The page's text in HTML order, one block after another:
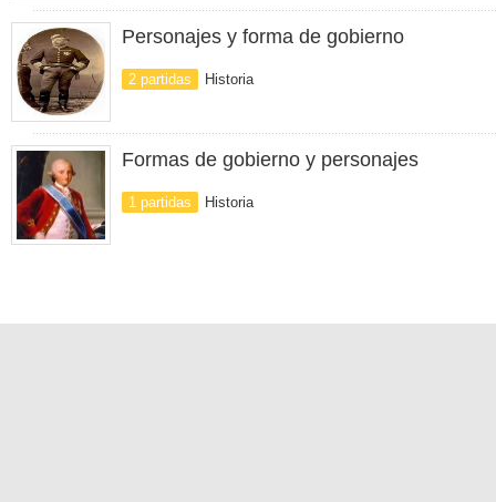
Personajes y forma de gobierno
2 partidas Historia
Formas de gobierno y personajes
1 partidas Historia